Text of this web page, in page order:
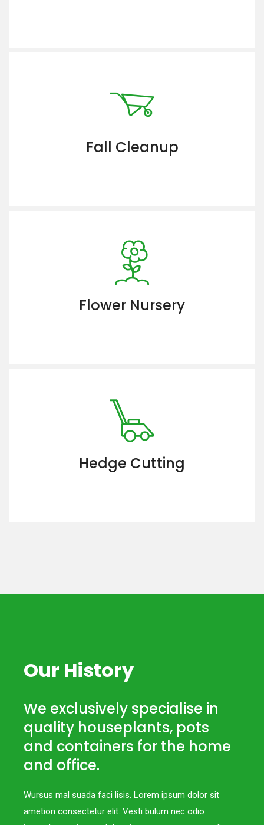
Fall Cleanup
Flower Nursery
Hedge Cutting
Our History
We exclusively specialise in
quality houseplants, pots
and containers for the home
and office.
Wursus mal suada faci lisis. Lorem ipsum dolor sit
ametion consectetur elit. Vesti bulum nec odio